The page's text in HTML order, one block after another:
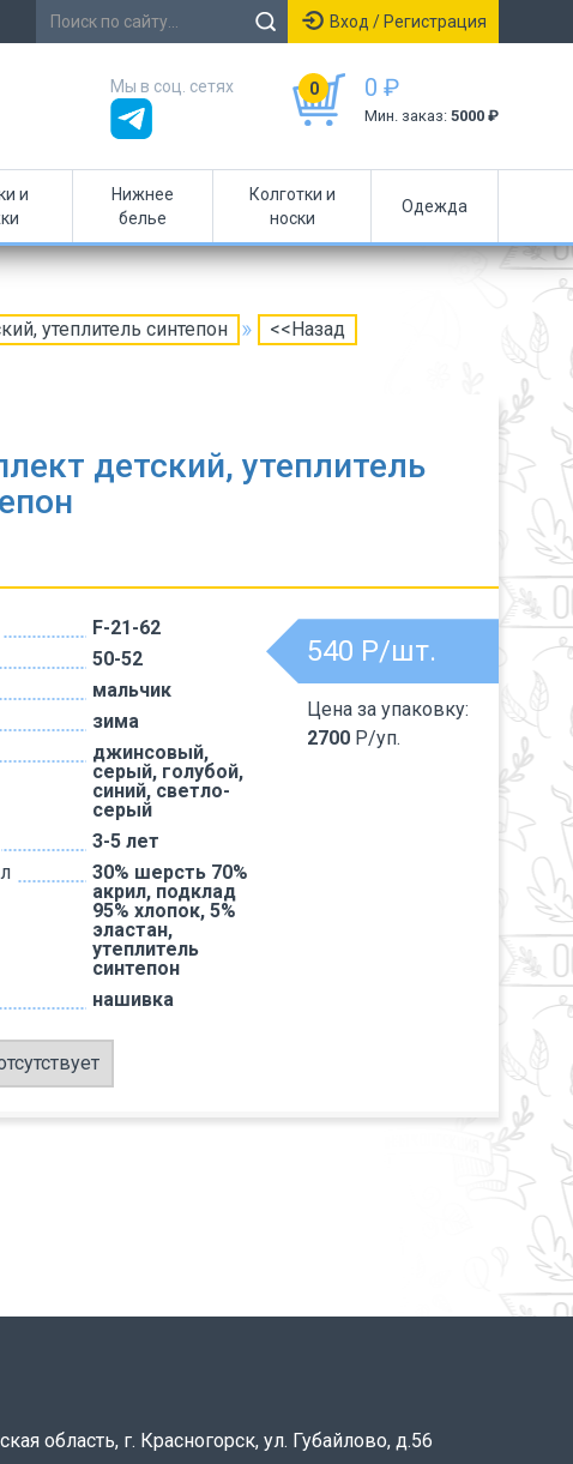
Вход / Регистрация
0 0 ₽
Мин. заказ: 5000 ₽
Мы в соц. сетях
и
Нижнее
белье
Колготки и
носки
Одежда
утеплитель синтепон <<Назад
детский, утеплитель
F-21-62
50-52
мальчик
зима
джинсовый,
серый, голубой,
синий, светло-
серый
3-5 лет
30% шерсть 70%
акрил, подклад
95% хлопок, 5%
эластан,
утеплитель
синтепон
нашивка
540 Р/шт.
Цена за упаковку:
2700 Р/уп.
область, г. Красногорск, ул. Губайлово, д.56